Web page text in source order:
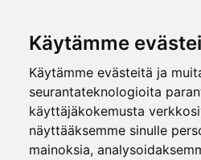
Käytämme
Käytämme evästeitä ja
seurantateknologioita
käyttäjäkokemusta
näyttääksemme sinulle
mainoksia,